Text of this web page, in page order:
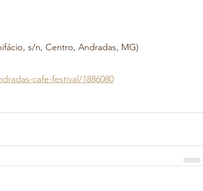
s/n, Centro, Andradas, MG)
cafe-festival/1886080